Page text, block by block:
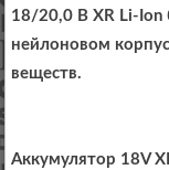
18/20,0 В XR Li-Ion
нейлоновом
веществ.
Аккумулятор 18V